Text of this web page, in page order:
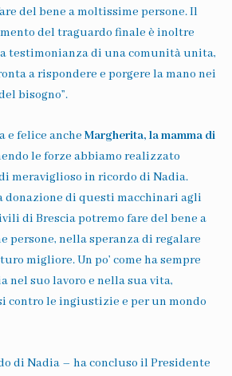
del bene a moltissime persone. Il
del traguardo finale è inoltre
testimonianza di una comunità unita,
a rispondere e porgere la mano nei
bisogno”.
e felice anche Margherita, la mamma di
le forze abbiamo realizzato
meraviglioso in ricordo di Nadia.
donazione di questi macchinari agli
di Brescia potremo fare del bene a
persone, nella speranza di regalare
migliore. Un po’ come ha sempre
nel suo lavoro e nella sua vita,
contro le ingiustizie e per un mondo
di Nadia – ha concluso il Presidente